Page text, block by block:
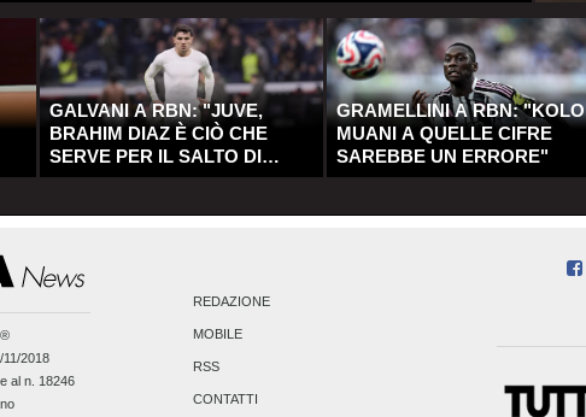
GALVANI A RBN: "JUVE,
BRAHIM DIAZ È CIÒ CHE
SERVE PER IL SALTO DI
QUALITÀ"
GRAMELLINI A RBN: "KOLO
MUANI A QUELLE CIFRE
SAREBBE UN ERRORE"
®
11/2018
al n. 18246
REDAZIONE
MOBILE
RSS
CONTATTI